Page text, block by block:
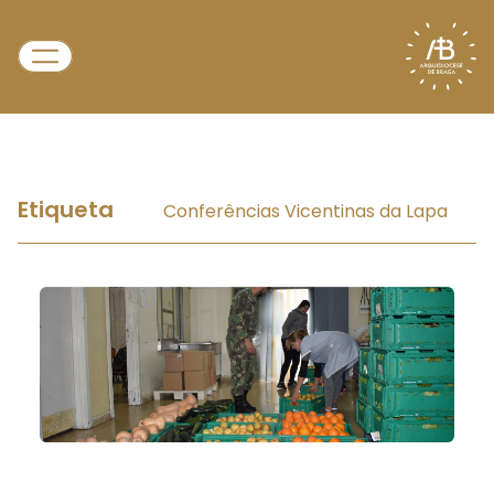
Etiqueta Conferências Vicentinas da Lapa